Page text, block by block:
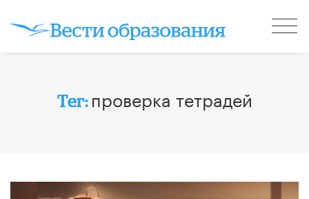
Тег: проверка тетрадей